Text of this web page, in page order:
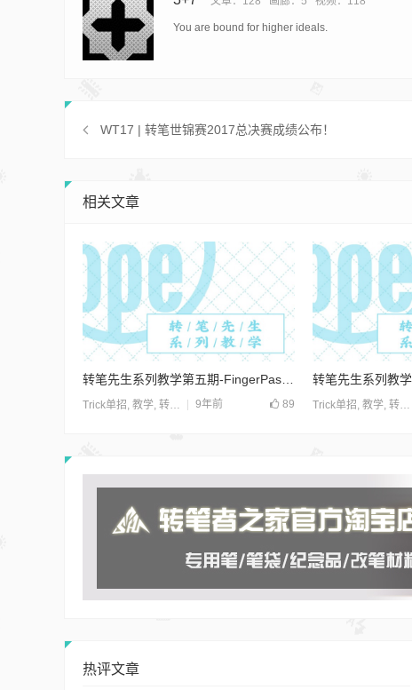
You are bound for higher ideals.
WT17 | 转笔世锦赛2017总决赛成绩公布！
相关文章
Trick单招 教学 转笔先生 9年前 89 Trick单招 ,教学 ,转笔先生
热评文章